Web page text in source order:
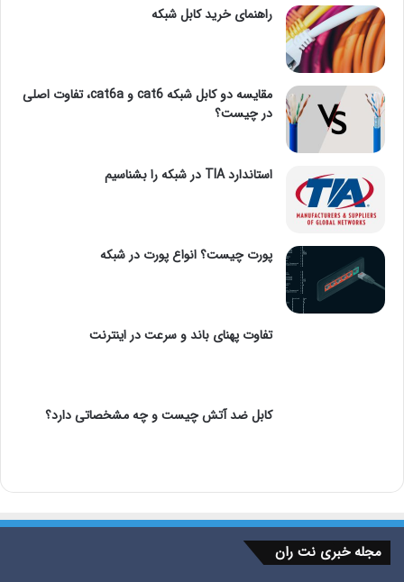
راهنمای خرید کابل شبکه
مقایسه دو کابل شبکه cat6 و cat6a، تفاوت اصلی
در چیست؟
استاندارد TIA در شبکه را بشناسیم
پورت چیست؟ انواع پورت در شبکه
تفاوت پهنای باند و سرعت در اینترنت
کابل ضد آتش چیست و چه مشخصاتی دارد؟
مجله خبری نت ران